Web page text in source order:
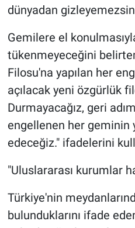
dünyadan
Gemilere el
tükenmeyeceğini
Filosu'na yapılan her
açılacak yeni özgürlük
Durmayacağız, geri
engellenen her geminin
edeceğiz." ifadelerini
"Uluslararası kurumlar
Türkiye'nin
bulunduklarını ifade